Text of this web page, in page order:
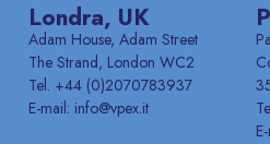
Londra, UK
Adam House, Adam Street
The Strand, London WC2
Tel. +44 (0)2070783937
E-mail: info@vpex.it